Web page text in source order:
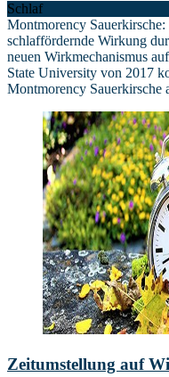
Schlaf
Montmorency
schlaffördernde Wirkung
neuen Wirkmechanismus
State University von 2017
Montmorency Sauerkirsche
Zeitumstellung auf